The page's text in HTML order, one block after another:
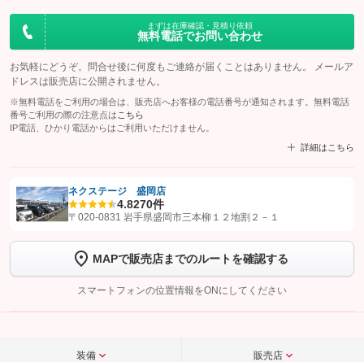
まずは在庫確認・見積り依頼
無料電話でお問い合わせ
お気軽にどうぞ。問合せ後に何度もご連絡が届くことはありません。 メールア
ドレスは販売店に公開されません。
※無料電話をご利用の場合は、販売店へお客様の電話番号が通知されます。無料電話
番号ご利用の際の注意点は こちら
IP電話、ひかり電話からはご利用いただけません。
詳細はこちら
【STEP1】認証画面でグーネットを友だち追加してから「許可する」ボタンを押
トーク画面で
ボタンをタップして問い合わせを
完了してください。
こちら
ネクステージ 盛岡店
4.8270件
〒020-0831 岩手県盛岡市三本柳１２地割２－１
MAPで販売店までのルートを確認する
スマートフォンの位置情報をONにしてください
装備 販売店